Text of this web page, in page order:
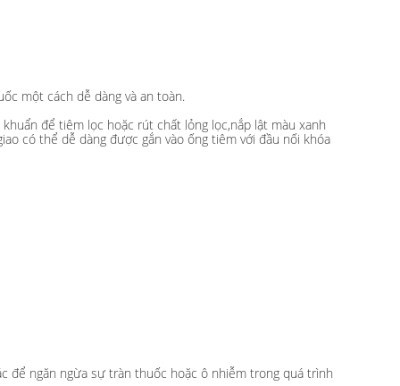
một cách dễ dàng và an toàn.
để tiêm lọc hoặc rút chất lỏng lọc,nắp lật màu xanh
có thể dễ dàng được gắn vào ống tiêm với đầu nối khóa
để ngăn ngừa sự tràn thuốc hoặc ô nhiễm trong quá trình